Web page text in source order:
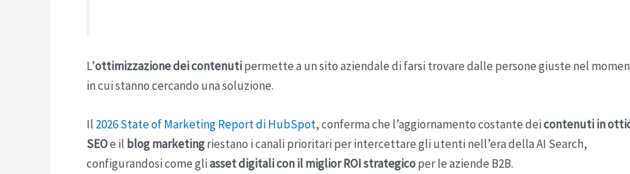
L’ottimizzazione dei contenutipermette a un sito aziendale di farsi trovare dalle persone giuste nel
in cui stanno cercando una soluzione.
Il 2026 State of Marketing Report di HubSpot, conferma che l’aggiornamento costante deicontenuti in
SEOe il blog marketingriestano i canali prioritari per intercettare gli utenti nell’era della AI Search,
configurandosi come gliasset digitali con il miglior ROI strategicoper le aziende B2B.